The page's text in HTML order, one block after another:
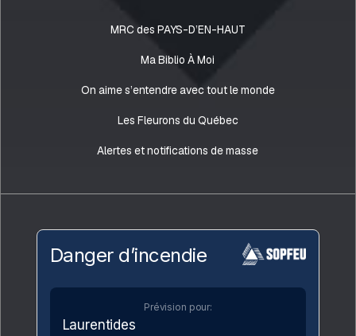
MRC des PAYS-D’EN-HAUT
Ma Biblio À Moi
On aime s’entendre avec tout le monde
Les Fleurons du Québec
Alertes et notifications de masse
Danger d’incendie
Prévision pour:
Laurentides